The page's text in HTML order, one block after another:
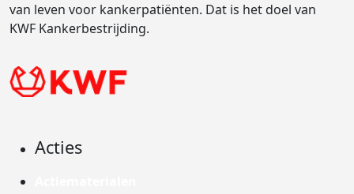
van leven voor kankerpatiënten. Dat is het doel van
KWF Kankerbestrijding.
Acties